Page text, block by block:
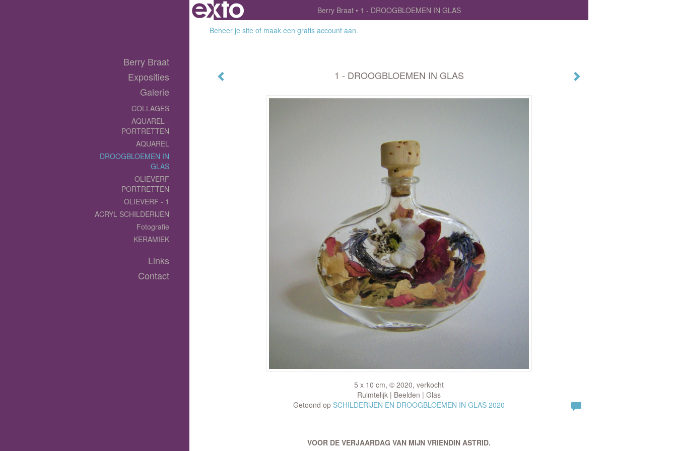
Berry Braat
1 - DROOGBLOEMEN IN GLAS
Beheer je site of maak een gratis account aan.
1 - DROOGBLOEMEN IN GLAS
5 x 10 cm, © 2020, verkocht
Ruimtelijk | Beelden | Glas
Getoond op SCHILDERIJEN EN DROOGBLOEMEN IN GLAS 2020
VOOR DE VERJAARDAG VAN MIJN VRIENDIN ASTRID.
Berry Braat
Exposities
Galerie
COLLAGES
AQUAREL -
PORTRETTEN
AQUAREL
DROOGBLOEMEN IN
GLAS
OLIEVERF
PORTRETTEN
OLIEVERF - 1
ACRYL SCHILDERIJEN
Fotografie
KERAMIEK
Links
Contact